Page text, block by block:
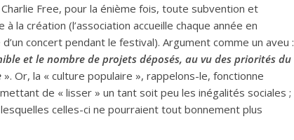
Free, pour la énième fois, toute subvention et
la création (l’association accueille chaque année en
concert pendant le festival). Argument comme un aveu :
et le nombre de projets déposés, au vu des priorités du
». Or, la « culture populaire », rappelons-le, fonctionne
de « lisser » un tant soit peu les inégalités sociales ;
celles-ci ne pourraient tout bonnement plus